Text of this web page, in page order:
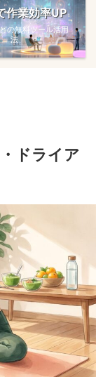
作業効率UP
の無料ツール活用
法
ドライア